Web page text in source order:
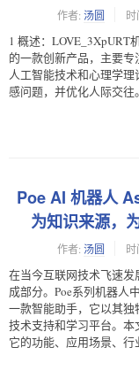
作者: 汤圆 时
1 概述：LOVE_3XpURT
的一款创新产品，主要
人工智能技术和心理学
感问题，并优化人际交往。
Poe AI 机器人
为知识来源，
作者: 汤圆 时
在当今互联网技术飞速
成部分。Poe系列机器人
一款智能助手，它以其独
技术支持和学习平台。本
它的功能、应用场景、行